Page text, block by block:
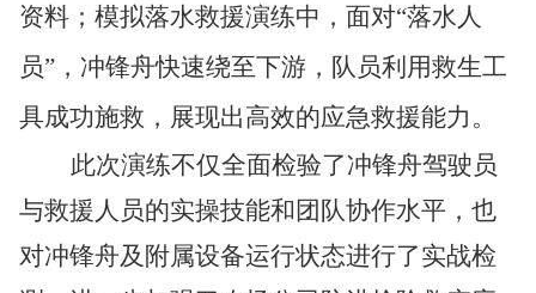
资料；模拟落水救援演练中，面对“落水人
员”，冲锋舟快速绕至下游，队员利用救生工
具成功施救，展现出高效的应急救援能力。
此次演练不仅全面检验了冲锋舟驾驶员
与救援人员的实操技能和团队协作水平，也
对冲锋舟及附属设备运行状态进行了实战检